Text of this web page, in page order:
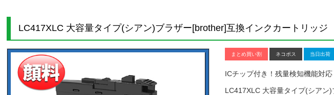
LC417XLC 大容量タイプ(シアン)ブラザー[brother]互換インクカートリッジ
まとめ買い割 ネコポス 当日出荷
ICチップ付き！残量検知機能対応
LC417XLC 大容量タイプ(シアン